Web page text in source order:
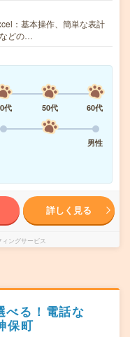
：基本操作、簡単な表計
どの…
代 50代
60代
男性
詳しく見る
ングサービス
べる！電話な
保町